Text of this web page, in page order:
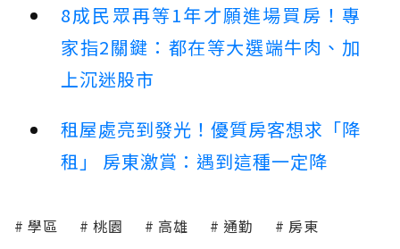
8成民眾再等1年才願進場買房！專
家指2關鍵：都在等大選端牛肉、加
上沉迷股市
租屋處亮到發光！優質房客想求「降
租」 房東激賞：遇到這種一定降
學區 桃園 高雄 通勤 房東